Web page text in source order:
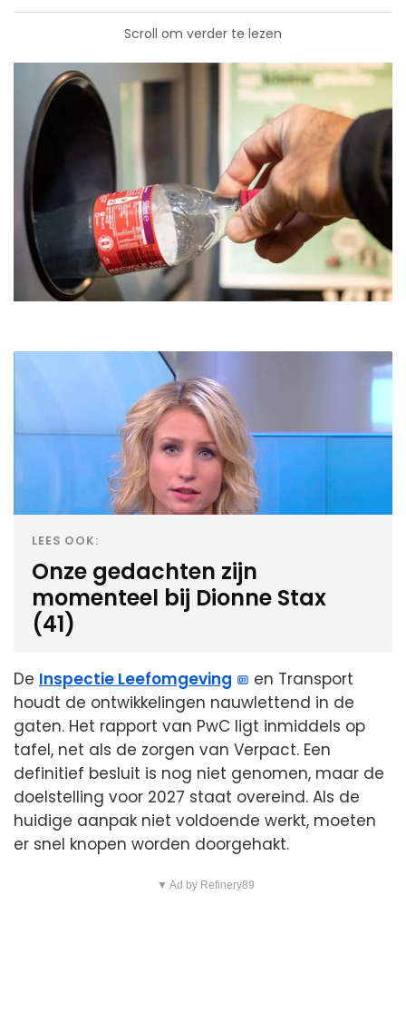
Scroll om verder te lezen
LEES OOK:
Onze gedachten zijn
momenteel bij Dionne Stax
(41)
De Inspectie Leefomgeving
en Transport
houdt de ontwikkelingen nauwlettend in de
gaten. Het rapport van PwC ligt inmiddels op
tafel, net als de zorgen van Verpact. Een
definitief besluit is nog niet genomen, maar de
doelstelling voor 2027 staat overeind. Als de
huidige aanpak niet voldoende werkt, moeten
er snel knopen worden doorgehakt.
▼ Ad by Refinery89